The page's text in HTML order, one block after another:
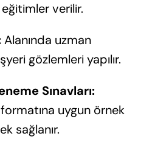
verilir.
Alanında uzman
gözlemleri yapılır.
Sınavları:
uygun örnek
sağlanır.